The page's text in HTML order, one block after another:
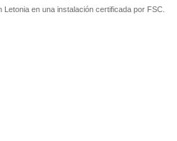
en una instalación certificada por FSC.